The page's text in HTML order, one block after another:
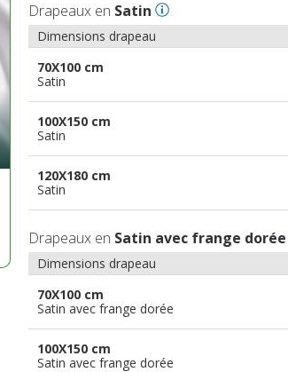
Drapeaux en Satin
Dimensions drapeau
70X100 cm
Satin
100X150 cm
Satin
120X180 cm
Satin
Drapeaux en Satin avec frange dorée
Dimensions drapeau
70X100 cm
Satin avec frange dorée
100X150 cm
Satin avec frange dorée